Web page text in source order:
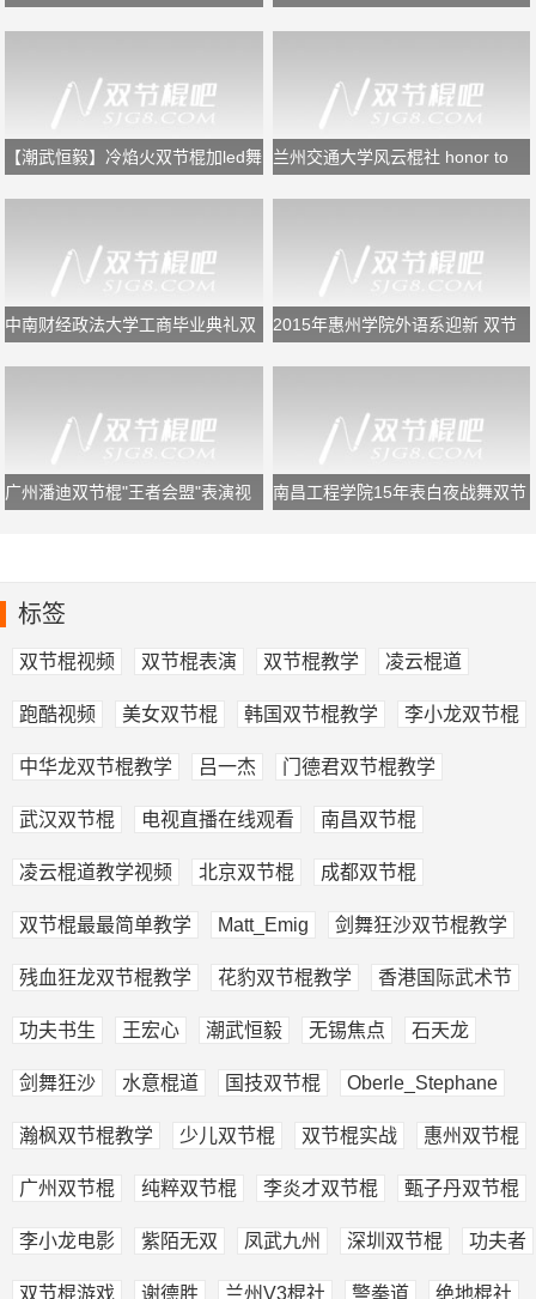
【潮武恒毅】冷焰火双节棍加led舞
兰州交通大学风云棍社 honor to
中南财经政法大学工商毕业典礼双
2015年惠州学院外语系迎新 双节
广州潘迪双节棍"王者会盟"表演视
南昌工程学院15年表白夜战舞双节
标签
双节棍视频 双节棍表演 双节棍教学 凌云棍道
跑酷视频 美女双节棍 韩国双节棍教学 李小龙双节棍
中华龙双节棍教学 吕一杰 门德君双节棍教学
武汉双节棍 电视直播在线观看 南昌双节棍
凌云棍道教学视频 北京双节棍 成都双节棍
双节棍最最简单教学 Matt_Emig 剑舞狂沙双节棍教学
残血狂龙双节棍教学 花豹双节棍教学 香港国际武术节
功夫书生 王宏心 潮武恒毅 无锡焦点 石天龙
剑舞狂沙 水意棍道 国技双节棍 Oberle_Stephane
瀚枫双节棍教学 少儿双节棍 双节棍实战 惠州双节棍
广州双节棍 纯粹双节棍 李炎才双节棍 甄子丹双节棍
李小龙电影 紫陌无双 凤武九州 深圳双节棍 功夫者
双节棍游戏 谢德胜 兰州V3棍社 警拳道 绝地棍社